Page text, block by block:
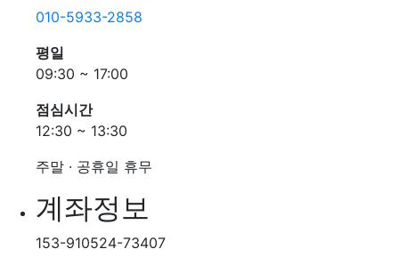
010-5933-2858
평일
09:30 ~ 17:00
점심시간
12:30 ~ 13:30
주말 · 공휴일 휴무
계좌정보
153-910524-73407